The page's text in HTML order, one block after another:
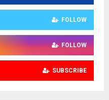
FOLLOW
FOLLOW
SUBSCRIBE